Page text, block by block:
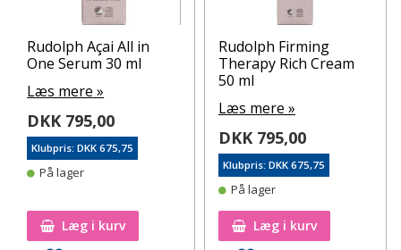
Rudolph Açai All in
One Serum 30 ml
Læs mere »
DKK 795,00
Klubpris: DKK 675,75
På lager
Læg i kurv
Rudolph Firming
Therapy Rich Cream
50 ml
Læs mere »
DKK 795,00
Klubpris: DKK 675,75
På lager
Læg i kurv